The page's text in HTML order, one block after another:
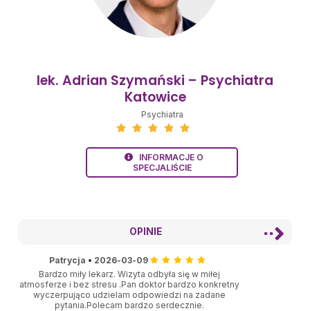
lek. Adrian Szymański – Psychiatra
Katowice
Psychiatra
INFORMACJE O
SPECJALIŚCIE
OPINIE
Patrycja • 2026-03-09
Bardzo miły lekarz. Wizyta odbyła się w miłej
atmosferze i bez stresu .Pan doktor bardzo konkretny
wyczerpująco udzielam odpowiedzi na zadane
pytania.Polecam bardzo serdecznie.